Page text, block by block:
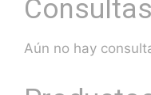
Aún no hay